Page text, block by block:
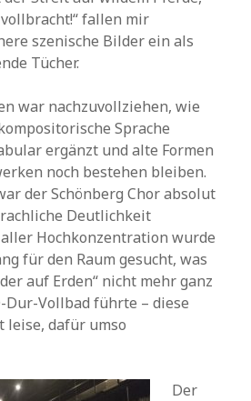
fallen mir
szenische Bilder ein als
Tücher.
war nachzuvollziehen, wie
Sprache
ergänzt und alte Formen
noch bestehen bleiben.
der Schönberg Chor absolut
Deutlichkeit
Hochkonzentration wurde
für den Raum gesucht, was
auf Erden“ nicht mehr ganz
Dur-Vollbad führte – diese
leise, dafür umso
Der